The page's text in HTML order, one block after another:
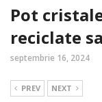
Pot
reciclate
septembrie 16, 2024
PREV NEXT